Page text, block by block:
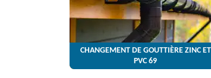
CHANGEMENT DE GOUTTIÈRE ZINC ET
PVC 69